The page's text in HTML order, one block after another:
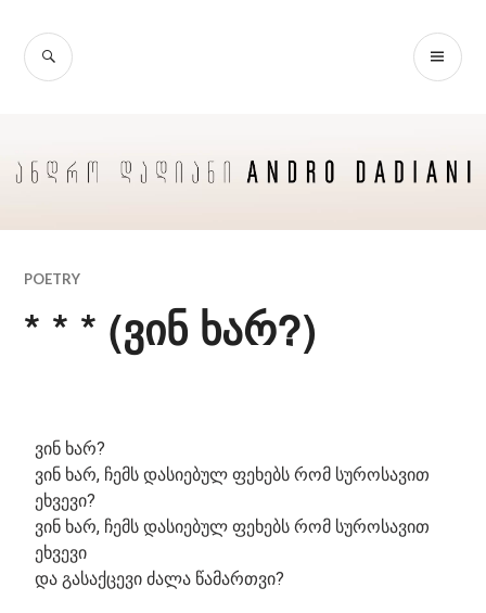
POETRY
* * * (ვინ ხარ?)
ვინ ხარ?
ვინ ხარ, ჩემს დასიებულ ფეხებს რომ სუროსავით
ეხვევი?
ვინ ხარ, ჩემს დასიებულ ფეხებს რომ სუროსავით
ეხვევი
და გასაქცევი ძალა წამართვი?